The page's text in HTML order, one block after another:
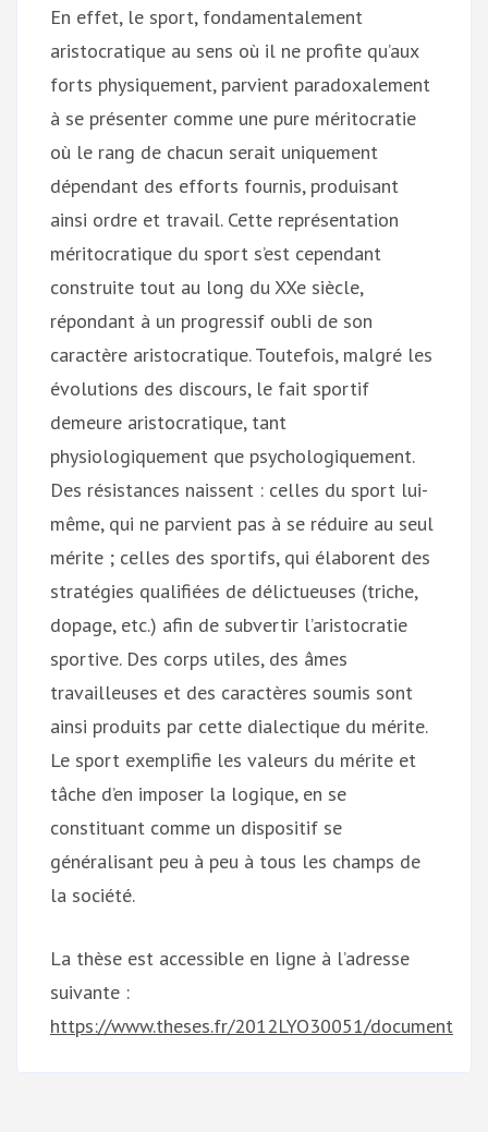
En effet, le sport, fondamentalement
aristocratique au sens où il ne profite qu’aux
forts physiquement, parvient paradoxalement
à se présenter comme une pure méritocratie
où le rang de chacun serait uniquement
dépendant des efforts fournis, produisant
ainsi ordre et travail. Cette représentation
méritocratique du sport s’est cependant
construite tout au long du XXe siècle,
répondant à un progressif oubli de son
caractère aristocratique. Toutefois, malgré les
évolutions des discours, le fait sportif
demeure aristocratique, tant
physiologiquement que psychologiquement.
Des résistances naissent : celles du sport lui-
même, qui ne parvient pas à se réduire au seul
mérite ; celles des sportifs, qui élaborent des
stratégies qualifiées de délictueuses (triche,
dopage, etc.) afin de subvertir l’aristocratie
sportive. Des corps utiles, des âmes
travailleuses et des caractères soumis sont
ainsi produits par cette dialectique du mérite.
Le sport exemplifie les valeurs du mérite et
tâche d’en imposer la logique, en se
constituant comme un dispositif se
généralisant peu à peu à tous les champs de
la société.
La thèse est accessible en ligne à l’adresse
suivante :
https://www.theses.fr/2012LYO30051/document